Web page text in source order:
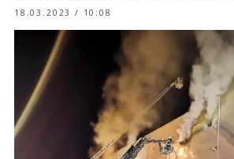
18.03.2023 / 10:08